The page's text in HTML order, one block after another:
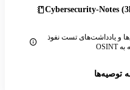
Cybersecurity-Notes
و یادداشت‌های تست نفوذ
توصیه‌ها